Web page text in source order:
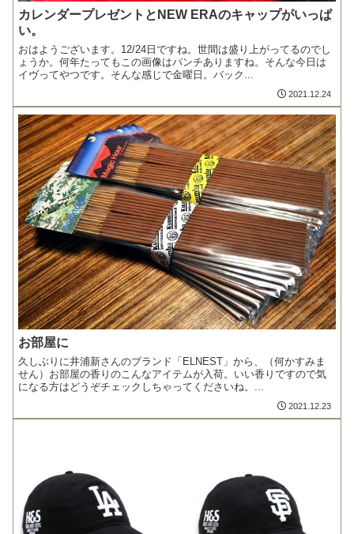
カレンダープレゼントとNEW ERAのキャップがいっぱ
い。
おはようございます。12/24日ですね。世間は盛り上がってるのでし
ょうか。何年たってもこの画像はパンチありますね。そんな今日は
イヴってやつです。そんな感じで金曜日。バック...
2021.12.24
お部屋に
久しぶりに井浦新さんのブランド「ELNEST」から、（何かすみま
せん）お部屋の香りのこんなアイテムが入荷。いい香りですので気
になる方はどうぞチェックしちゃってくださいね。...
2021.12.23